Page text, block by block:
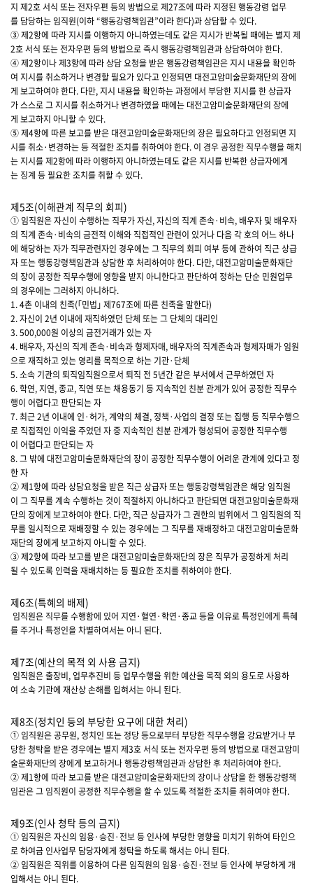
지 제2호 서식 또는 전자우편 등의 방법으로 제27조에 따라 지정된 행동강령 업무
를 담당하는 임직원(이하 “행동강령책임관”이라 한다)과 상담할 수 있다.
③ 제2항에 따라 지시를 이행하지 아니하였는데도 같은 지시가 반복될 때에는 별지 제
2호 서식 또는 전자우편 등의 방법으로 즉시 행동강령책임관과 상담하여야 한다.
④ 제2항이나 제3항에 따라 상담 요청을 받은 행동강령책임관은 지시 내용을 확인하
여 지시를 취소하거나 변경할 필요가 있다고 인정되면 대전고암미술문화재단의 장에
게 보고하여야 한다. 다만, 지시 내용을 확인하는 과정에서 부당한 지시를 한 상급자
가 스스로 그 지시를 취소하거나 변경하였을 때에는 대전고암미술문화재단의 장에
게 보고하지 아니할 수 있다.
⑤ 제4항에 따른 보고를 받은 대전고암미술문화재단의 장은 필요하다고 인정되면 지
시를 취소·변경하는 등 적절한 조치를 취하여야 한다. 이 경우 공정한 직무수행을 해치
는 지시를 제2항에 따라 이행하지 아니하였는데도 같은 지시를 반복한 상급자에게
는 징계 등 필요한 조치를 취할 수 있다.
제5조(이해관계 직무의 회피)
① 임직원은 자신이 수행하는 직무가 자신, 자신의 직계 존속·비속, 배우자 및 배우자
의 직계 존속·비속의 금전적 이해와 직접적인 관련이 있거나 다음 각 호의 어느 하나
에 해당하는 자가 직무관련자인 경우에는 그 직무의 회피 여부 등에 관하여 직근 상급
자 또는 행동강령책임관과 상담한 후 처리하여야 한다. 다만, 대전고암미술문화재단
의 장이 공정한 직무수행에 영향을 받지 아니한다고 판단하여 정하는 단순 민원업무
의 경우에는 그러하지 아니하다.
1. 4촌 이내의 친족(｢민법｣ 제767조에 따른 친족을 말한다)
2. 자신이 2년 이내에 재직하였던 단체 또는 그 단체의 대리인
3. 500,000원 이상의 금전거래가 있는 자
4. 배우자, 자신의 직계 존속·비속과 형제자매, 배우자의 직계존속과 형제자매가 임원
으로 재직하고 있는 영리를 목적으로 하는 기관·단체
5. 소속 기관의 퇴직임직원으로서 퇴직 전 5년간 같은 부서에서 근무하였던 자
6. 학연, 지연, 종교, 직연 또는 채용동기 등 지속적인 친분 관계가 있어 공정한 직무수
행이 어렵다고 판단되는 자
7. 최근 2년 이내에 인·허가, 계약의 체결, 정책·사업의 결정 또는 집행 등 직무수행으
로 직접적인 이익을 주었던 자 중 지속적인 친분 관계가 형성되어 공정한 직무수행
이 어렵다고 판단되는 자
8. 그 밖에 대전고암미술문화재단의 장이 공정한 직무수행이 어려운 관계에 있다고 정
한 자
② 제1항에 따라 상담요청을 받은 직근 상급자 또는 행동강령책임관은 해당 임직원
이 그 직무를 계속 수행하는 것이 적절하지 아니하다고 판단되면 대전고암미술문화재
단의 장에게 보고하여야 한다. 다만, 직근 상급자가 그 권한의 범위에서 그 임직원의 직
무를 일시적으로 재배정할 수 있는 경우에는 그 직무를 재배정하고 대전고암미술문화
재단의 장에게 보고하지 아니할 수 있다.
③ 제2항에 따라 보고를 받은 대전고암미술문화재단의 장은 직무가 공정하게 처리
될 수 있도록 인력을 재배치하는 등 필요한 조치를 취하여야 한다.
제6조(특혜의 배제)
임직원은 직무를 수행함에 있어 지연·혈연·학연·종교 등을 이유로 특정인에게 특혜
를 주거나 특정인을 차별하여서는 아니 된다.
제7조(예산의 목적 외 사용 금지)
임직원은 출장비, 업무추진비 등 업무수행을 위한 예산을 목적 외의 용도로 사용하
여 소속 기관에 재산상 손해를 입혀서는 아니 된다.
제8조(정치인 등의 부당한 요구에 대한 처리)
① 임직원은 공무원, 정치인 또는 정당 등으로부터 부당한 직무수행을 강요받거나 부
당한 청탁을 받은 경우에는 별지 제3호 서식 또는 전자우편 등의 방법으로 대전고암미
술문화재단의 장에게 보고하거나 행동강령책임관과 상담한 후 처리하여야 한다.
② 제1항에 따라 보고를 받은 대전고암미술문화재단의 장이나 상담을 한 행동강령책
임관은 그 임직원이 공정한 직무수행을 할 수 있도록 적절한 조치를 취하여야 한다.
제9조(인사 청탁 등의 금지)
① 임직원은 자신의 임용·승진·전보 등 인사에 부당한 영향을 미치기 위하여 타인으
로 하여금 인사업무 담당자에게 청탁을 하도록 해서는 아니 된다.
② 임직원은 직위를 이용하여 다른 임직원의 임용·승진·전보 등 인사에 부당하게 개
입해서는 아니 된다.